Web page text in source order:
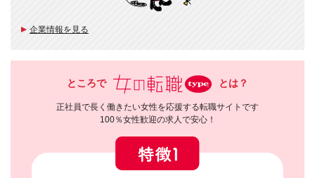
企業情報を見る
ところで とは？
正社員で長く働きたい女性を応援する転職サイトです
100％女性歓迎の求人で安心！